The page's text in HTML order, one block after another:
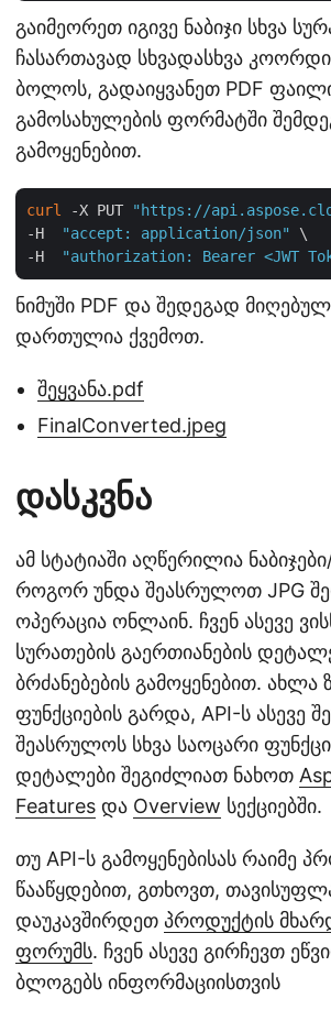
გაიმეორეთ იგივე ნაბიჯი სხვა
ჩასართავად სხვადასხვა
ბოლოს, გადაიყვანეთ PDF
გამოსახულების ფორმატში
გამოყენებით.
curl -X PUT
"https://
-H
"accept: application/json"
\
-H
"authorization: Bearer <JWT
ნიმუში PDF და შედეგად
დართულია ქვემოთ.
შეყვანა.pdf
FinalConverted.jpeg
დასკვნა
ამ სტატიაში აღწერილია
როგორ უნდა შეასრულოთ JPG
ოპერაცია ონლაინ. ჩვენ ასევე
სურათების გაერთიანების
ბრძანებების გამოყენებით. ახლა
ფუნქციების გარდა, API-ს ასევე
შეასრულოს სხვა საოცარი
დეტალები შეგიძლიათ ნახოთ
Features და Overview სექციებში.
თუ API-ს გამოყენებისას რაიმე
წააწყდებით, გთხოვთ,
დაუკავშირდეთ პროდუქტის
ფორუმს. ჩვენ ასევე გირჩევთ
ბლოგებს ინფორმაციისთვის